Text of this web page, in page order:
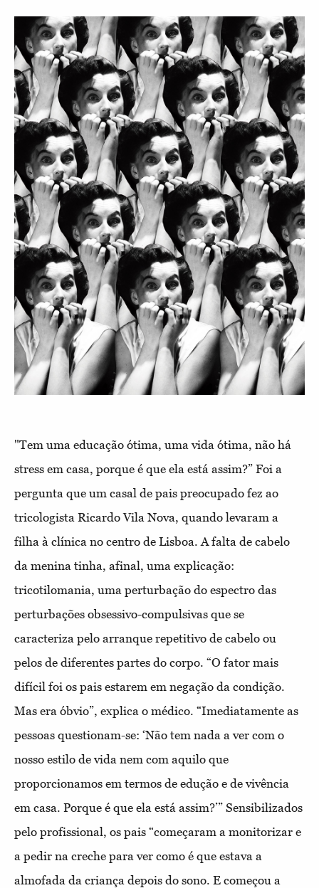
"Tem uma educação ótima, uma vida ótima, não há
stress em casa, porque é que ela está assim?” Foi a
pergunta que um casal de pais preocupado fez ao
tricologista Ricardo Vila Nova, quando levaram a
filha à clínica no centro de Lisboa. A falta de cabelo
da menina tinha, afinal, uma explicação:
tricotilomania, uma perturbação do espectro das
perturbações obsessivo-compulsivas que se
caracteriza pelo arranque repetitivo de cabelo ou
pelos de diferentes partes do corpo. “O fator mais
difícil foi os pais estarem em negação da condição.
Mas era óbvio”, explica o médico. “Imediatamente as
pessoas questionam-se: ‘Não tem nada a ver com o
nosso estilo de vida nem com aquilo que
proporcionamos em termos de edução e de vivência
em casa. Porque é que ela está assim?’” Sensibilizados
pelo profissional, os pais “começaram a monitorizar e
a pedir na creche para ver como é que estava a
almofada da criança depois do sono. E começou a